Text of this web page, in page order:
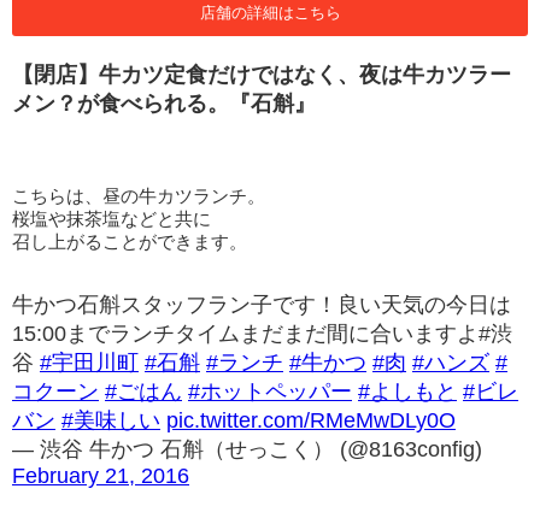
店舗の詳細はこちら
【閉店】牛カツ定食だけではなく、夜は牛カツラー
メン？が食べられる。『石斛』
こちらは、昼の牛カツランチ。
桜塩や抹茶塩などと共に
召し上がることができます。
牛かつ石斛スタッフラン子です！良い天気の今日は
15:00までランチタイムまだまだ間に合いますよ#渋
谷 #宇田川町 #石斛 #ランチ #牛かつ #肉 #ハンズ #
コクーン #ごはん #ホットペッパー #よしもと #ビレ
バン #美味しい pic.twitter.com/RMeMwDLy0O
— 渋谷 牛かつ 石斛（せっこく） (@8163config)
February 21, 2016